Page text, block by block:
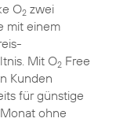
O2zwei
mit einem
Mit O2Free
Kunden
für günstige
ohne